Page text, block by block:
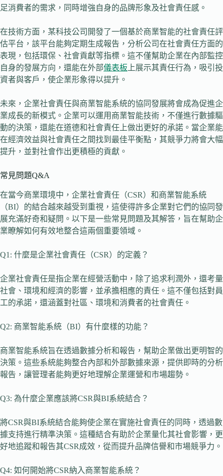
足消費者的需求，同時增強自身的品牌形象及社會責任感。
在技術方面，某科技公司開發了一個基於商業智能的社會責任評
估平台，該平台能夠定期生成報告，分析公司在社會責任方面的
表現，包括環保、社會貢獻等指標。這不僅幫助企業在內部監控
自身的發展方向，還能在外部儀表板 上展示其責任行為，吸引投
資者與客戶，使企業形象得以提升。
未來，企業社會責任與商業智能系統的協同發展將會成為促進企
業成長的新模式。企業可以運用商業智能技術，不僅進行數據驅
動的決策，還能在道德和社會責任上做出更好的承諾。當企業能
在經濟效益與社會責任之間找到最佳平衡點，其競爭力將會大幅
提升，並對社會作出更積極的貢獻。
常見問題Q&A
在當今商業環境中，企業社會責任（CSR）和商業智能系統
（BI）的結合越來越受到重視，這使得許多企業對它們的協同發
展充滿好奇和疑問。以下是一些常見問題及其解答，旨在幫助企
業瞭解如何有效地整合這兩個重要領域。
Q1: 什麼是企業社會責任（CSR）的定義？
企業社會責任是指企業在經營活動中，除了追求利潤外，還考量
社會、環境和經濟的影響，並承擔相應的責任。這不僅包括對員
工的承諾，還涵蓋對社區、環境和消費者的社會責任。
Q2: 商業智能系統（BI）有什麼樣的功能？
商業智能系統旨在透過數據分析和報告，幫助企業做出更明智的
決策。這些系統能夠整合內部和外部數據來源，提供即時的分析
報告，讓管理者能夠更好地理解企業運營和市場趨勢。
Q3: 為什麼企業應該將CSR與BI系統結合？
將CSR與BI系統結合能夠使企業在實施社會責任的同時，透過數
據支持進行精準決策。這種結合有助於企業量化其社會影響，更
好地追蹤和報告其CSR成效，從而提升品牌信譽和市場競爭力。
Q4: 如何開始將CSR納入商業智能系統？